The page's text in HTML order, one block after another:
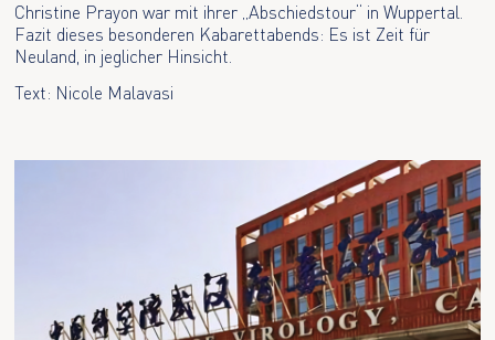
Christine Prayon war mit ihrer „Abschiedstour“ in Wuppertal.
Fazit dieses besonderen Kabarettabends: Es ist Zeit für
Neuland, in jeglicher Hinsicht.
Text: Nicole Malavasi